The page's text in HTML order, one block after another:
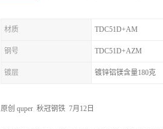
材质 TDC51D+AM
钢号 TDC51D+AZM
镀层 镀锌铝镁含量180克
原创 quper 秋冠钢铁 7月12日